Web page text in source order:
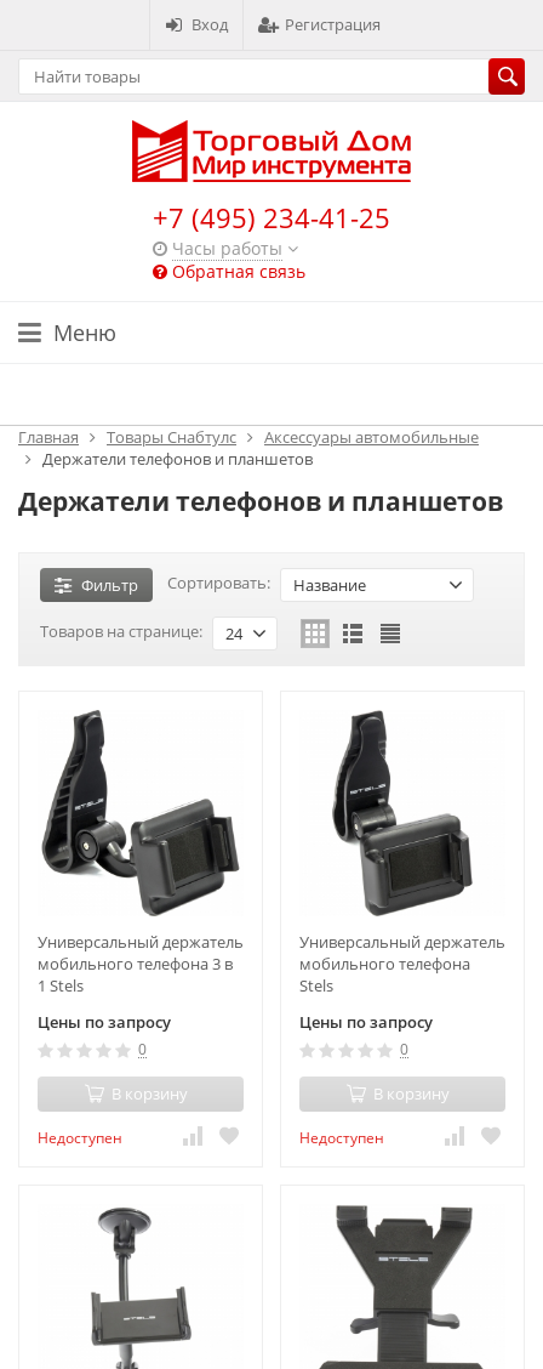
Вход Регистрация
+7 (495) 234-41-25
Часы работы
Обратная связь
Меню
Главная Товары Снабтулс
Аксессуары автомобильные
Держатели телефонов и планшетов
Держатели телефонов и планшетов
Фильтр Сортировать: Название
Товаров на странице: 24
Универсальный держатель
мобильного телефона 3 в
1 Stels
Цены по запросу
0
В корзину
Недоступен
Универсальный держатель
мобильного телефона
Stels
Цены по запросу
0
В корзину
Недоступен